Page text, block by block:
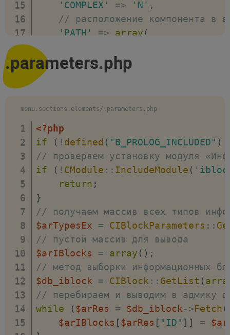
'COMPLEX'
=> 'N' ,
// расположение компонента в
'PATH'
=> array (
'ID'
=> 'likee'
// название
.parameters.php
menu.sections.elements/.parameters.php
<?php
if
( ! defined ( "B_PROLOG_INCLUDED" )
// проверяем установку модуля
if
( ! CModule :: IncludeModule (
return ;
}
// получаем массив всех типов
$arTypesEx
= CIBlockParameters ::
// пустой массив для вывода
$arIBlocks
= array ( ) ;
// метод выборки информационных
$db_iblock
= CIBlock :: GetList (
// перебираем и выводим в адмику
while
($arRes = $db_iblock->Fetch (
$arIBlocks [$arRes [ "ID" ] ] =